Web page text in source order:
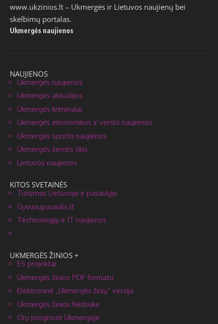
www.ukzinios.lt – Ukmergės ir Lietuvos naujienų bei
skelbimų portalas.
Ukmergės naujienos
NAUJIENOS
Ukmergės naujienos
Ukmergės aktualijos
Ukmergės kriminalai
Ukmergės ekonomikos ir verslo naujienos
Ukmergės sporto naujienos
Ukmergės žemės ūkis
Lietuvos naujienos
KITOS SVETAINĖS
Turizmas Lietuvoje ir pasaulyje
Gyvunupasaulis.lt
Technologijų ir IT naujienos
UKMERGĖS ŽINIOS +
ES projektai
Ukmergės žinios PDF formatu
Elektroninė „Ukmergės žinių” versija
Ukmergės žinios feisbuke
Orų prognozė Ukmergėje